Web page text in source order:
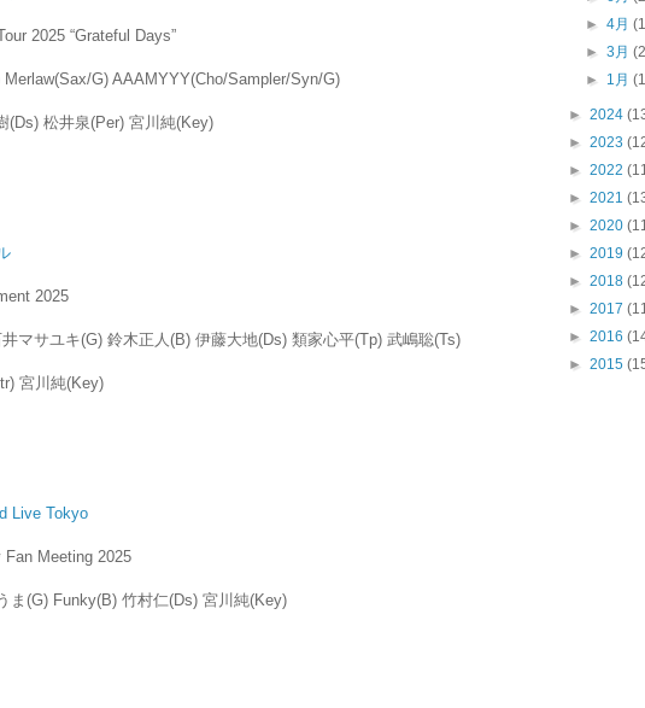
2025 “Grateful Days”
G) AAAMYYY(Cho/Sampler/Syn/G)
(Ds) 松井泉(Per) 宮川純(Key)
2025
マサユキ(G) 鈴木正人(B) 伊藤大地(Ds) 類家心平(Tp) 武嶋聡(Ts)
宮川純(Key)
Live Tokyo
Fan Meeting 2025
ま(G) Funky(B) 竹村仁(Ds) 宮川純(Key)
►4月
►3月
► 1月
► 2024
► 2023
► 2022
► 2021
► 2020
► 2019
► 2018
► 2017
► 2016
► 2015